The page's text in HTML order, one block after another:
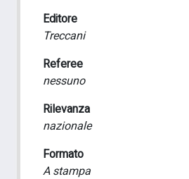
Editore
Treccani
Referee
nessuno
Rilevanza
nazionale
Formato
A stampa